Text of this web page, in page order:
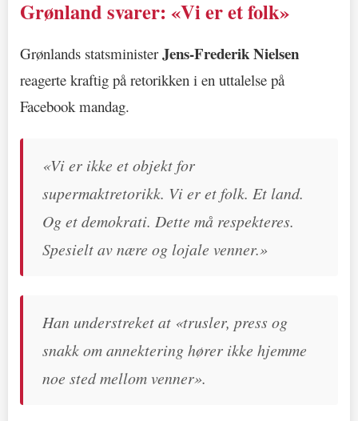
Grønland svarer: «Vi er et folk»
Grønlands statsministerJens-Frederik Nielsen
reagerte kraftig på retorikken i en uttalelse på
Facebook mandag.
«Vi er ikke et objekt for
supermaktretorikk. Vi er et folk. Et land.
Og et demokrati. Dette må respekteres.
Spesielt av nære og lojale venner.»
Han understreket at «trusler, press og
snakk om annektering hører ikke hjemme
noe sted mellom venner».